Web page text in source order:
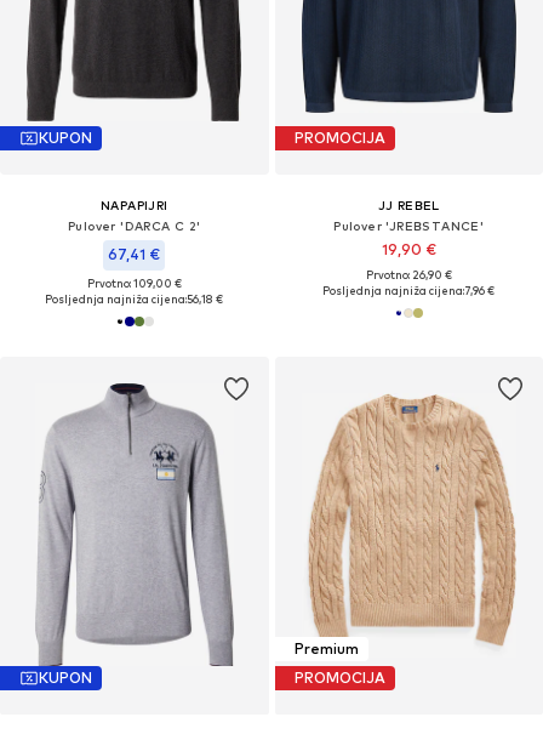
KUPON
NAPAPIJRI
Pulover 'DARCA C 2'
67,41 €
Prvotno: 109,00 €
Posljednja najniža cijena:56,18 €
PROMOCIJA
JJ REBEL
Pulover 'JREBSTANCE'
19,90 €
Prvotno: 26,90 €
Posljednja najniža cijena:7,96 €
KUPON
Premium
PROMOCIJA